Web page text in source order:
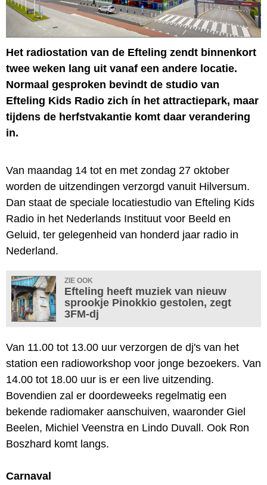
Het radiostation van de Efteling zendt binnenkort
twee weken lang uit vanaf een andere locatie.
Normaal gesproken bevindt de studio van
Efteling Kids Radio zich ín het attractiepark, maar
tijdens de herfstvakantie komt daar verandering
in.
Van maandag 14 tot en met zondag 27 oktober
worden de uitzendingen verzorgd vanuit Hilversum.
Dan staat de speciale locatiestudio van Efteling Kids
Radio in het Nederlands Instituut voor Beeld en
Geluid, ter gelegenheid van honderd jaar radio in
Nederland.
ZIE OOK
Efteling heeft muziek van nieuw
sprookje Pinokkio gestolen, zegt
3FM-dj
Van 11.00 tot 13.00 uur verzorgen de dj's van het
station een radioworkshop voor jonge bezoekers. Van
14.00 tot 18.00 uur is er een live uitzending.
Bovendien zal er doordeweeks regelmatig een
bekende radiomaker aanschuiven, waaronder Giel
Beelen, Michiel Veenstra en Lindo Duvall. Ook Ron
Boszhard komt langs.
Carnaval